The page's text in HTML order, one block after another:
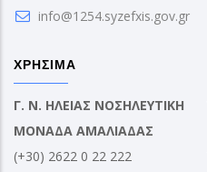
info@1254.syzefxis.gov.gr
ΧΡΗΣΙΜΑ
Γ. Ν. ΗΛΕΙΑΣ ΝΟΣΗΛΕΥΤΙΚΗ
ΜΟΝΑΔΑ ΑΜΑΛΙΑΔΑΣ
(+30) 2622 0 22 222